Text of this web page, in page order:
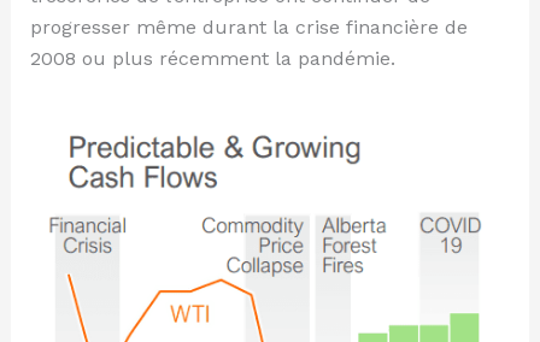
progresser même durant la crise financière de
2008 ou plus récemment la pandémie.